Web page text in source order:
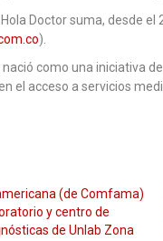
Hola Doctor suma, desde
).
nació como una iniciativa
el acceso a servicios
(de Comfama)
y centro de
de Unlab Zona